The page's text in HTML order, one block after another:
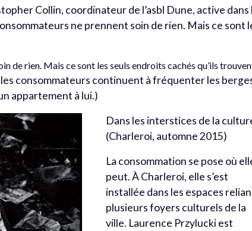
Collin, coordinateur de l’asbl Dune, active dans
ne prennent soin de rien. Mais ce sont
de rien. Mais ce sont les seuls endroits cachés qu’ils
consommateurs continuent à fréquenter les
appartement à lui.)
Dans les interstices de la
(Charleroi, automne 2015)
La consommation se pose où
peut. À Charleroi, elle s’est
installée dans les espaces
plusieurs foyers culturels de la
ville. Laurence Przylucki est